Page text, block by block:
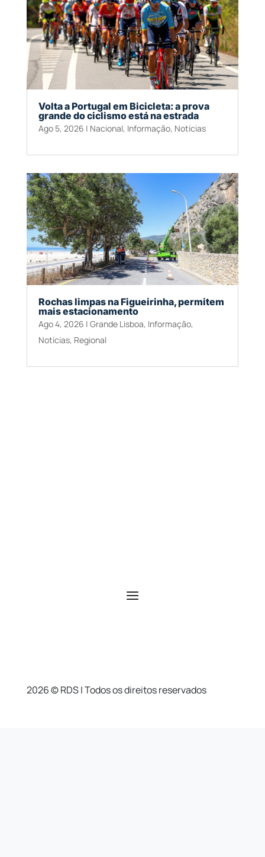
Volta a Portugal em Bicicleta: a prova
grande do ciclismo está na estrada
Ago 5, 2026 | Nacional, Informação, Notícias
Rochas limpas na Figueirinha, permitem
mais estacionamento
Ago 4, 2026 | Grande Lisboa, Informação,
Notícias, Regional
2026 © RDS | Todos os direitos reservados